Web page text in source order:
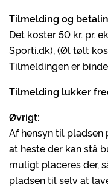
Tilmelding og
Det koster 50 kr. pr.
Sporti.dk), (Øl tølt
Tilmeldingen er
Tilmelding lukker
Øvrigt:
Af hensyn til
at heste der kan stå
muligt placeres der,
pladsen til selv at